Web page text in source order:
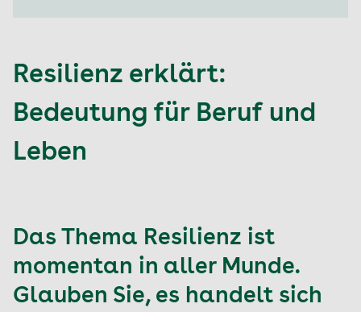
Resilienz erklärt:
Bedeutung für Beruf und
Leben
Das Thema Resilienz ist
momentan in aller Munde.
Glauben Sie, es handelt sich